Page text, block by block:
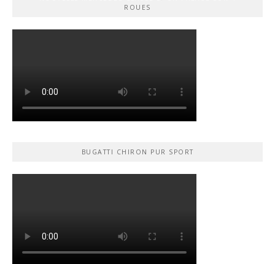
ROUES
BUGATTI CHIRON PUR SPORT